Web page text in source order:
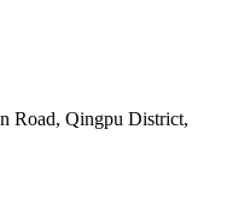
Road, Qingpu District,